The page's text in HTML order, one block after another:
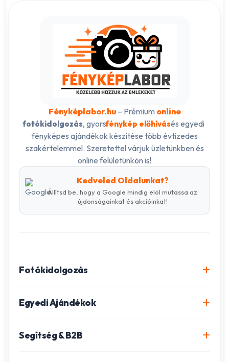
Fényképlabor.hu– Prémium online
fotókidolgozás, gyorsfénykép előhívásés egyedi
fényképes ajándékok készítése több évtizedes
szakértelemmel. Szeretettel várjuk üzletünkben és
online felületünkön is!
Kedveled Oldalunkat?
Állítsd be, hogy a Google mindig elöl mutassa az
újdonságainkat és akcióinkat!
Fotókidolgozás
Igazolványkép készítés
Egyedi Ajándékok
Segítség & B2B